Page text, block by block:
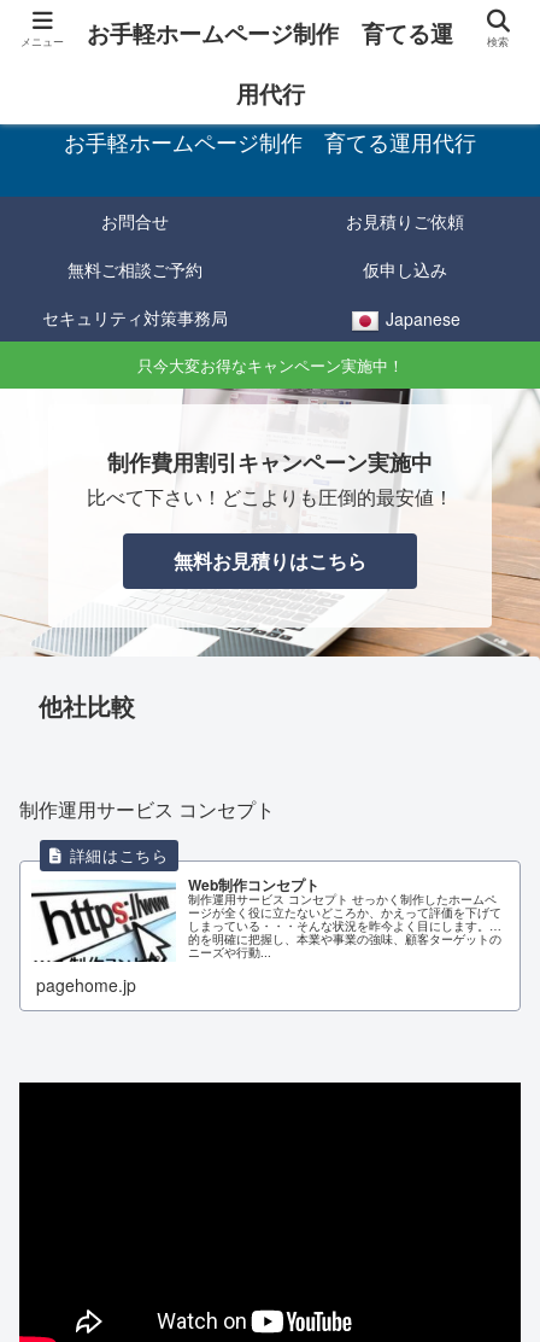
お手軽ホームページ制作 育てる運用代行
お問合せ
お見積りご依頼
無料ご相談ご予約
仮申し込み
セキュリティ対策事務局
Japanese
只今大変お得なキャンペーン実施中！
制作費用割引キャンペーン実施中
比べて下さい！どこよりも圧倒的最安値！
無料お見積りはこちら
他社比較
制作運用サービス コンセプト
Web制作コンセプト
制作運用サービス コンセプト せっかく制作したホームペ
ージが全く役に立たないどころか、かえって評価を下げて
しまっている・・・そんな状況を昨今よく目にします。目
的を明確に把握し、本業や事業の強味、顧客ターゲットの
ニーズや行動...
pagehome.jp
メニュー
お手軽ホームページ制作 育てる運
用代行
検索